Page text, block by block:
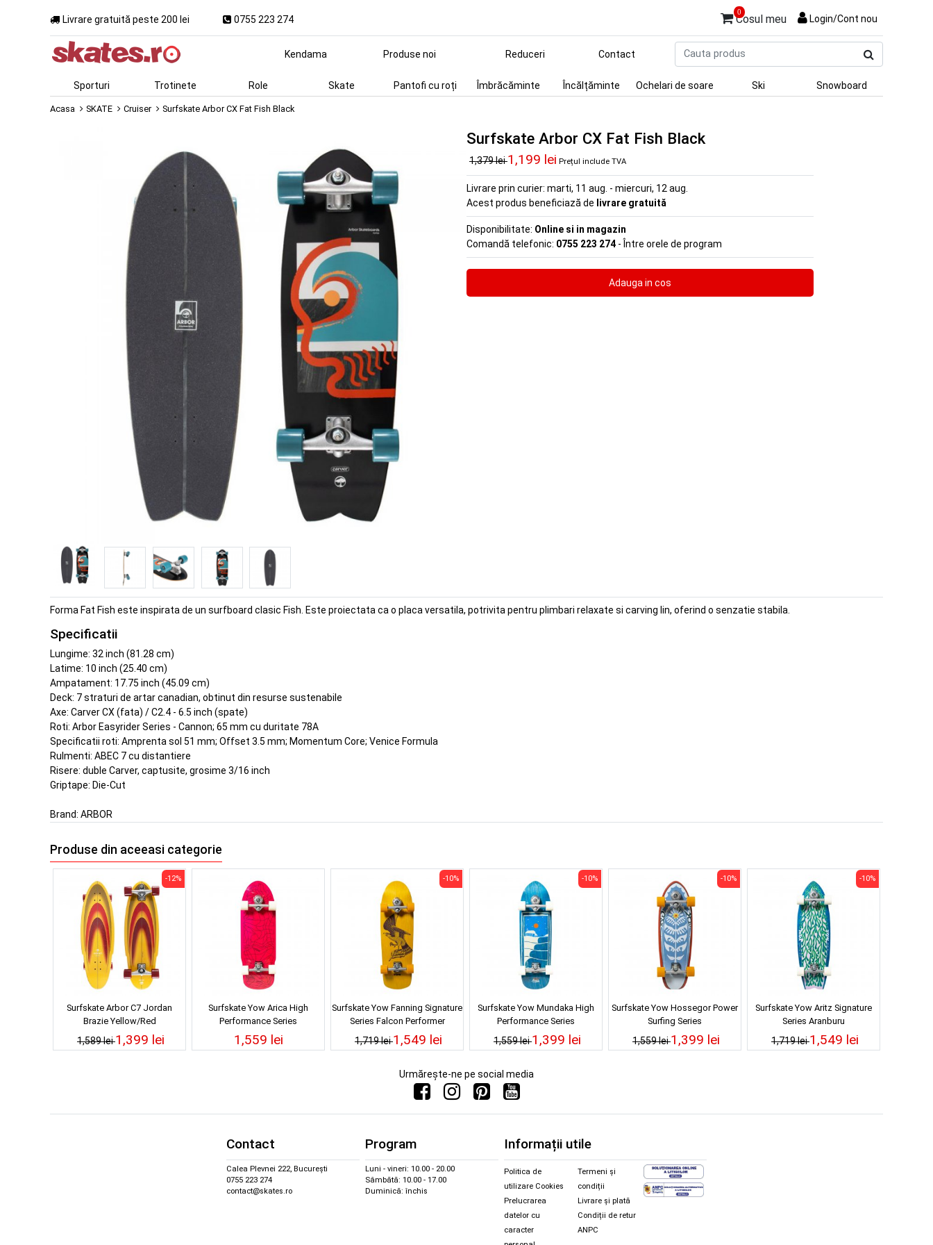
Livrare gratuită peste 200 lei 0755 223 274
0
Cosul meu Login/Cont nou
produs
Kendama Produse noi Reduceri Contact
Sporturi Trotinete Role Skate Pantofi cu roți Îmbrăcăminte Încălțăminte Ochelari de soare Ski Snowboard
Acasa SKATE Cruiser Surfskate Arbor CX Fat Fish Black
Surfskate Arbor CX Fat Fish Black
1,379 lei1,199 lei Prețul include TVA
Livrare prin curier: marti, 11 aug. - miercuri, 12 aug.
Acest produs beneficiază de livrare gratuită
Disponibilitate: Online si in magazin
Comandă telefonic: 0755 223 274 - Între orele de program
Forma Fat Fish este inspirata de un surfboard clasic Fish. Este proiectata ca o placa versatila, potrivita pentru plimbari relaxate si carving lin, oferind o senzatie stabila.
Specificatii
Lungime: 32 inch (81.28 cm)
Latime: 10 inch (25.40 cm)
Ampatament: 17.75 inch (45.09 cm)
Deck: 7 straturi de artar canadian, obtinut din resurse sustenabile
Axe: Carver CX (fata) / C2.4 - 6.5 inch (spate)
Roti: Arbor Easyrider Series - Cannon; 65 mm cu duritate 78A
Specificatii roti: Amprenta sol 51 mm; Offset 3.5 mm; Momentum Core; Venice Formula
Rulmenti: ABEC 7 cu distantiere
Risere: duble Carver, captusite, grosime 3/16 inch
Griptape: Die-Cut
Brand: ARBOR
Produse din aceeasi categorie
Surfskate Arbor C7 Jordan
Brazie Yellow/Red
1,589 lei
-12%
1,399 lei
Surfskate Yow Arica High
Performance Series
1,559 lei
Surfskate Yow Fanning Signature
Series Falcon Performer
1,719 lei
-10%
1,549 lei
Surfskate Yow Mundaka High
Performance Series
1,559 lei
-10%
1,399 lei
Surfskate Yow Hossegor Power
Surfing Series
1,559 lei
-10%
1,399 lei
Surfskate Yow Aritz Signature
Series Aranburu
1,719 lei
-10%
1,549 lei
Urmărește-ne pe social media
Contact
Calea Plevnei 222, București
0755 223 274
contact@skates.ro
Program
Luni - vineri: 10.00 - 20.00
Sâmbătă: 10.00 - 17.00
Duminică: închis
Informații utile
Politica de
utilizare Cookies
Prelucrarea
datelor cu
caracter
Termeni și
condiții
Livrare și plată
Condiții de retur
ANPC